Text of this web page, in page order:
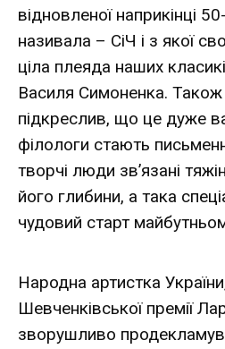
відновленої наприкінці
називала – СіЧ і з якої
ціла плеяда наших
Василя Симоненка.
підкреслив, що це дуже
філологи стають
творчі люди зв’язані
його глибини, а така
чудовий старт
Народна артистка
Шевченківської премії
зворушливо